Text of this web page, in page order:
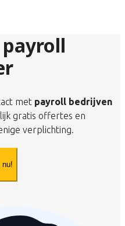
met payroll bedrijven
gratis offertes en
verplichting.
nu!